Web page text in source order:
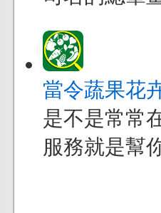
當令蔬果花
是不是常常
服務就是幫